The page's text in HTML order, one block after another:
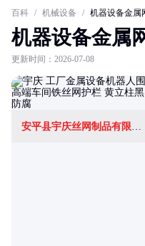
百科 / 机械设备 / 机器设备金属
机器设备金属
更新时间：2026-07-08
安平县宇庆丝网制品有限公司